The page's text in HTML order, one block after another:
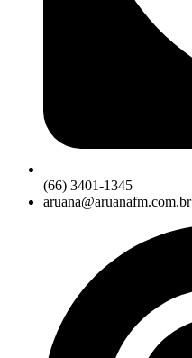
(66) 3401-1345
aruana@aruanafm.com.br